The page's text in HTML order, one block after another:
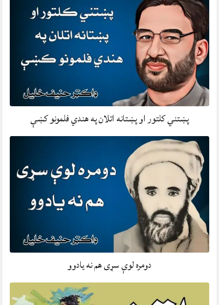
پښتني کلتور او پښتانه اتلان په هندي فلمونو کښې
دومره لوې سړی هم نه يادوو